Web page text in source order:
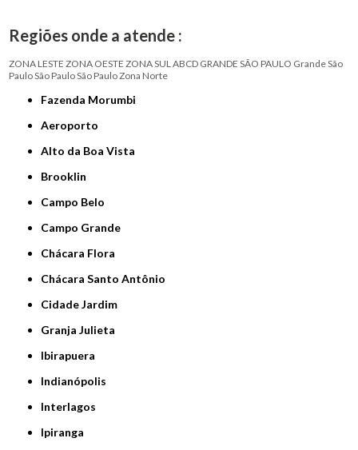
Regiões onde a atende :
ZONA LESTE ZONA OESTE ZONA SULABCD GRANDE SÃO PAULO Grande São
PauloSão PauloSão PauloZona Norte
Fazenda Morumbi
Aeroporto
Alto da Boa Vista
Brooklin
Campo Belo
Campo Grande
Chácara Flora
Chácara Santo Antônio
Cidade Jardim
Granja Julieta
Ibirapuera
Indianópolis
Interlagos
Ipiranga